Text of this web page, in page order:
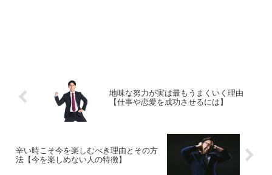
地味な努力が実は最もうまくいく理由
【仕事や恋愛を成功させるには】
辛い時こそ今を楽しむべき理由とその方
法【今を楽しめない人の特徴】